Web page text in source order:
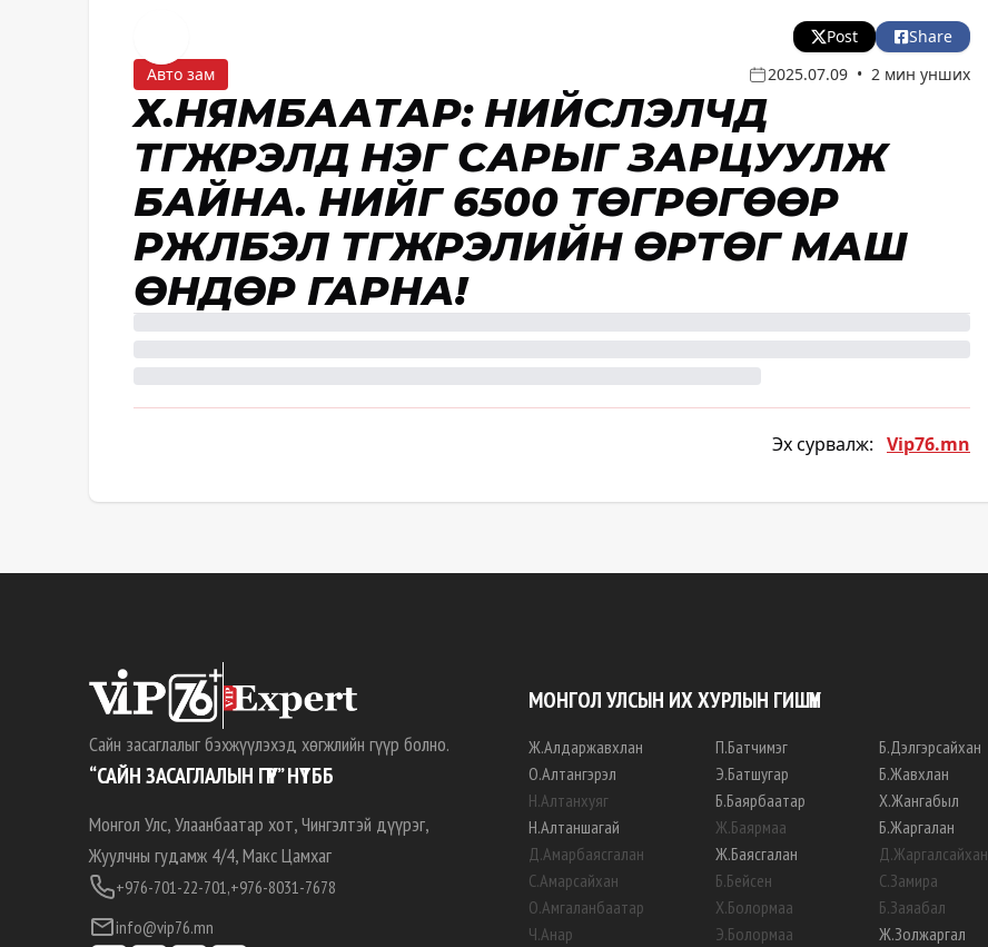
Post
Share
Авто зам
2025.07.09 • 2 мин унших
Х.НЯМБААТАР: НИЙСЛЭЛЧҮҮД
ТҮГЖРЭЛД НЭГ САРЫГ ЗАРЦУУЛЖ
БАЙНА. ҮҮНИЙГ 6500 ТӨГРӨГӨӨР
ҮРЖҮҮЛБЭЛ ТҮГЖРЭЛИЙН ӨРТӨГ МАШ
ӨНДӨР ГАРНА!
Эх сурвалж: Vip76.mn
Сайн засаглалыг бэхжүүлэхэд хөгжлийн гүүр болно.
“САЙН ЗАСАГЛАЛЫН ГҮҮР” НҮТББ
Монгол Улс, Улаанбаатар хот, Чингэлтэй дүүрэг,
Жуулчны гудамж 4/4, Макс Цамхаг
+976-701-22-701,+976-8031-7678
info@vip76.mn
МОНГОЛ УЛСЫН ИХ ХУРЛЫН ГИШҮҮН
Ж.Алдаржавхлан
О.Алтангэрэл
Н.Алтанхуяг
Н.Алтаншагай
Д.Амарбаясгалан
С.Амарсайхан
О.Амгаланбаатар
Ч.Анар
П.Батчимэг
Э.Батшугар
Б.Баярбаатар
Ж.Баярмаа
Ж.Баясгалан
Б.Бейсен
Х.Болормаа
Э.Болормаа
Б.Дэлгэрсайхан
Б.Жавхлан
Х.Жангабыл
Б.Жаргалан
Д.Жаргалсайхан
С.Замира
Б.Заяабал
Ж.Золжаргал